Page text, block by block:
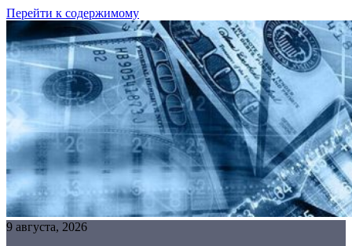
Перейти к содержимому
9 августа, 2026